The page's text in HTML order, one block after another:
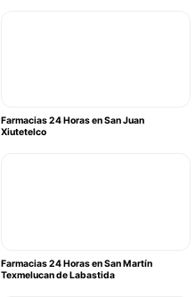
Farmacias 24 Horas en San Juan
Xiutetelco
Farmacias 24 Horas en San Martín
Texmelucan de Labastida